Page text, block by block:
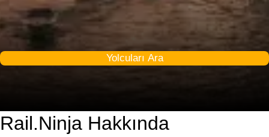
Yolcuları Ara
Rail.Ninja Hakkında